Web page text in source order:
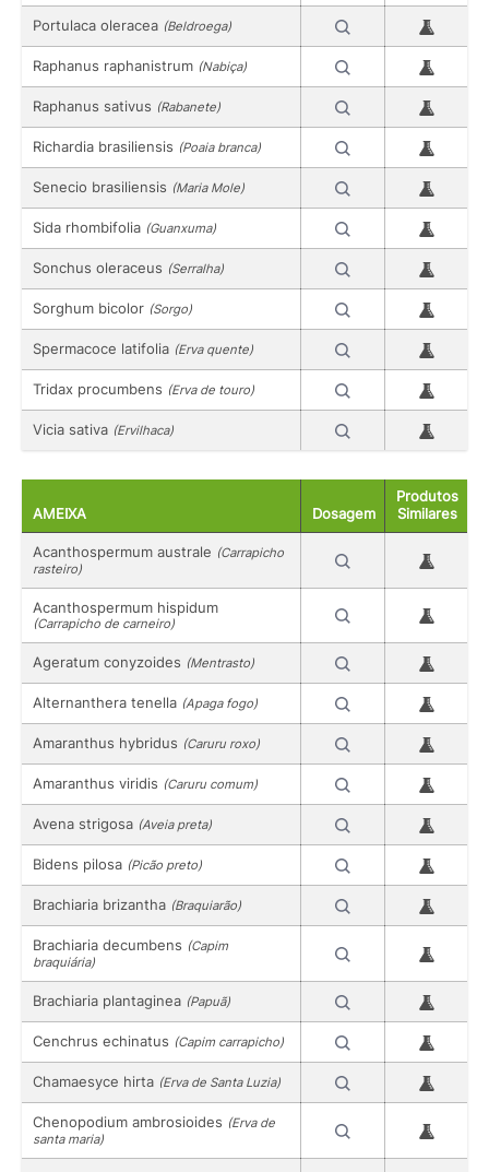
Portulaca oleracea (Beldroega)
Raphanus raphanistrum (Nabiça)
Raphanus sativus (Rabanete)
Richardia brasiliensis (Poaia branca)
Senecio brasiliensis (Maria Mole)
Sida rhombifolia (Guanxuma)
Sonchus oleraceus (Serralha)
Sorghum bicolor (Sorgo)
Spermacoce latifolia (Erva quente)
Tridax procumbens (Erva de touro)
Vicia sativa (Ervilhaca)
AMEIXA Dosagem
Produtos
Similares
Acanthospermum australe (Carrapicho
rasteiro)
Acanthospermum hispidum
(Carrapicho de carneiro)
Ageratum conyzoides (Mentrasto)
Alternanthera tenella (Apaga fogo)
Amaranthus hybridus (Caruru roxo)
Amaranthus viridis (Caruru comum)
Avena strigosa (Aveia preta)
Bidens pilosa (Picão preto)
Brachiaria brizantha (Braquiarão)
Brachiaria decumbens (Capim
braquiária)
Brachiaria plantaginea (Papuã)
Cenchrus echinatus (Capim carrapicho)
Chamaesyce hirta (Erva de Santa Luzia)
Chenopodium ambrosioides (Erva de
santa maria)